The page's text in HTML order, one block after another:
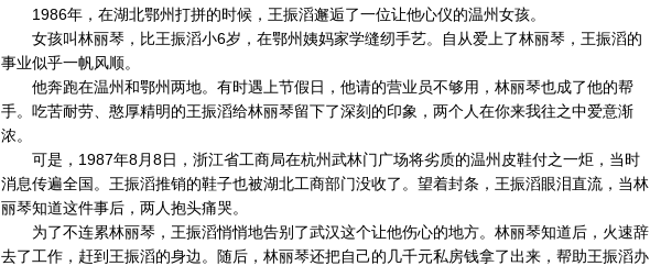
1986年，在湖北鄂州打拼的时候，王振滔邂逅了一位让他心仪的温州女孩。
女孩叫林丽琴，比王振滔小6岁，在鄂州姨妈家学缝纫手艺。自从爱上了林丽琴，王振滔的
事业似乎一帆风顺。
他奔跑在温州和鄂州两地。有时遇上节假日，他请的营业员不够用，林丽琴也成了他的帮
手。吃苦耐劳、憨厚精明的王振滔给林丽琴留下了深刻的印象，两个人在你来我往之中爱意渐
浓。
可是，1987年8月8日，浙江省工商局在杭州武林门广场将劣质的温州皮鞋付之一炬，当时
消息传遍全国。王振滔推销的鞋子也被湖北工商部门没收了。望着封条，王振滔眼泪直流，当林
丽琴知道这件事后，两人抱头痛哭。
为了不连累林丽琴，王振滔悄悄地告别了武汉这个让他伤心的地方。林丽琴知道后，火速辞
去了工作，赶到王振滔的身边。随后，林丽琴还把自己的几千元私房钱拿了出来，帮助王振滔办